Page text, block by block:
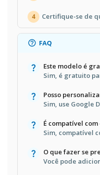
4 Certifique-se de
FAQ
Este modelo é
Sim, é gratuito
Posso
Sim, use Google
É compatível com
Sim, compatível
O que fazer se
Você pode